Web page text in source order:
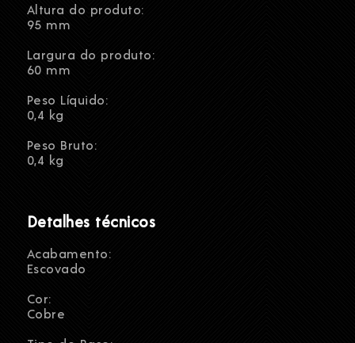
Altura do produto:
95 mm
Largura do produto:
60 mm
Peso Líquido:
0,4 kg
Peso Bruto:
0,4 kg
Detalhes técnicos
Acabamento:
Escovado
Cor:
Cobre